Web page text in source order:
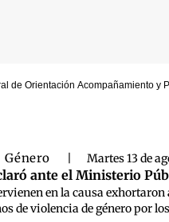
de Orientación Acompañamiento y
Género Martes 13 de
ante el Ministerio
en la causa
de violencia de género por